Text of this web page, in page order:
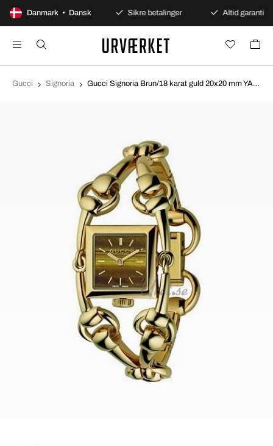
Danmark • Dansk
100 dages åbent køb Sikre betalinger Altid garanti
Gucci Signoria Gucci Signoria Brun/18 karat guld 20x20 mm YA116506